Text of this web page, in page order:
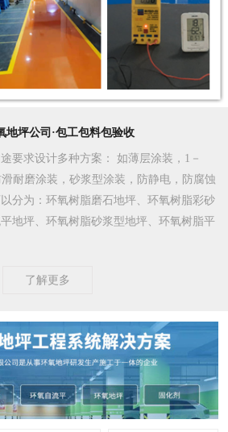
地坪公司·包工包料包验收
要求设计多种方案 ： 如薄层涂装，1－
耐磨涂装，砂浆型涂装，防静电，防腐蚀
分为：环氧树脂磨石地坪、环氧树脂彩砂
地坪、环氧树脂砂浆型地坪、环氧树脂平
了解更多